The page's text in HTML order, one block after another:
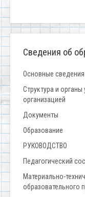
Сведения об
Основные сведения
Структура и
организацией
Документы
Образование
РУКОВОДСТВО
Педагогический
Материально-
образовательного